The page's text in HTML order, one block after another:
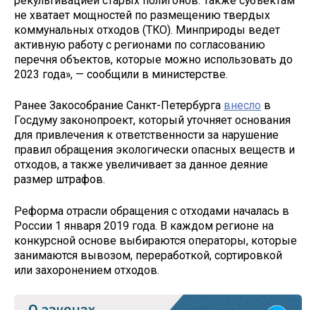
не хватает мощностей по размещению твердых
коммунальных отходов (ТКО). Минприроды ведет
активную работу с регионами по согласованию
перечня объектов, которые можно использовать до
2023 года», — сообщили в министерстве.
Ранее Закособрание Санкт-Петербурга внесло в
Госдуму законопроект, который уточняет основания
для привлечения к ответственности за нарушение
правил обращения экологически опасных веществ и
отходов, а также увеличивает за данное деяние
размер штрафов.
Реформа отрасли обращения с отходами началась в
России 1 января 2019 года. В каждом регионе на
конкурсной основе выбираются операторы, которые
занимаются вывозом, переработкой, сортировкой
или захоронением отходов.